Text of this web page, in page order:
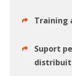
Training
Suport